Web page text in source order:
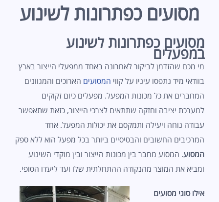
מסועים כפתרונות לשינוע
מסועים כפתרונות לשינוע
במפעלים
מי מכם שהזדמן לביקור לאחרונה באחד ממפעלי הייצור בארץ
בוודאי מיד נתפסו עיניו על קווי המסועים הארוכים והמגוונים
המחברים את כל מכונות המפעל. מפעלים כיום זקוקים
למערכת יציבה וחזקה שתתאים לצרכי הייצור, כזאת שתאפשר
עבודה נוחה ויעילה ותמקסם את יכולות המפעל. אחד
המרכיבים החשובים והבסיסיים ביותר בכל מפעל הוא ללא ספק
המסוע. המסוע מחבר בין מכונות הייצור ובין מוקדי השינוע
ומביא את המוצר מהנקודה ההתחלתית שלו ועד ליעדו הסופי.
אילו סוגי מסועים